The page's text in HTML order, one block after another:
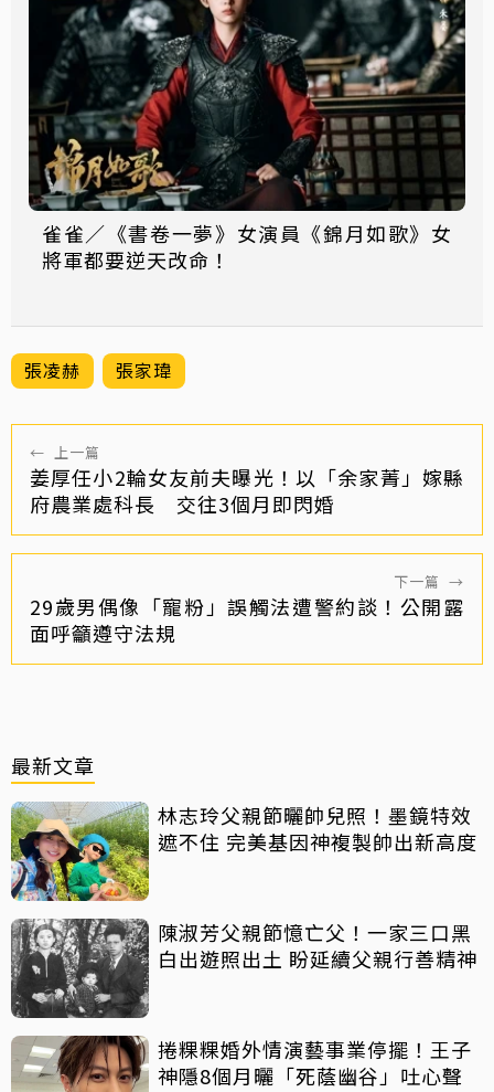
雀雀／《書卷一夢》女演員《錦月如歌》女
將軍都要逆天改命！
張凌赫 張家瑋
← 上一篇
姜厚任小2輪女友前夫曝光！以「余家菁」嫁縣
府農業處科長 交往3個月即閃婚
下一篇 →
29歲男偶像「寵粉」誤觸法遭警約談！公開露
面呼籲遵守法規
最新文章
林志玲父親節曬帥兒照！墨鏡特效
遮不住 完美基因神複製帥出新高度
陳淑芳父親節憶亡父！一家三口黑
白出遊照出土 盼延續父親行善精神
捲粿粿婚外情演藝事業停擺！王子
神隱8個月曬「死蔭幽谷」吐心聲